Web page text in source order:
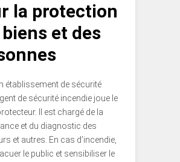
la protection
et des
établissement de sécurité
de sécurité incendie joue le
Il est chargé de la
et du diagnostic des
et autres. En cas d’incendie,
le public et sensibiliser le